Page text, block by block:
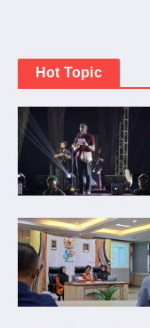
Hot Topic